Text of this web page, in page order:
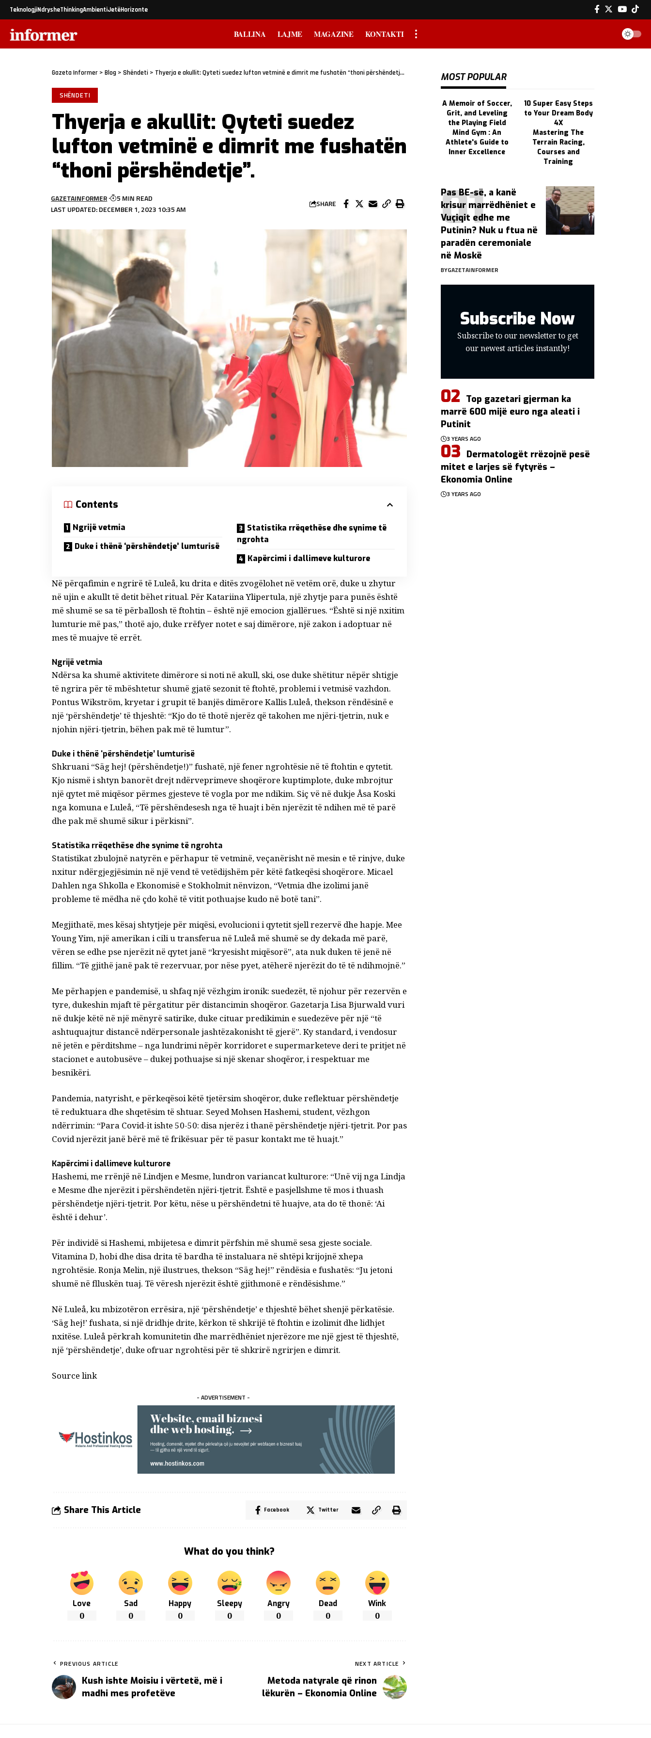
TeknologjiNdrysheThinkingAmbientiJetëHorizonte
BALLINA LAJME MAGAZINE KONTAKTI
Gazeta Informer > Blog > Shëndeti > Thyerja e akullit: Qyteti suedez lufton vetminë e dimrit me fushatën “thoni përshëndetje”.
SHËNDETI
Thyerja e akullit: Qyteti suedez
lufton vetminë e dimrit me fushatën
“thoni përshëndetje”.
LAST UPDATED: DECEMBER 1, 2023 10:35 AM
GAZETAINFORMER 5 MIN READ
SHARE
Contents
Ngrijë vetmia
Duke i thënë ‘përshëndetje’ lumturisë
Statistika rrëqethëse dhe synime të
ngrohta
Kapërcimi i dallimeve kulturore
Në përqafimin e ngrirë të Luleå, ku drita e ditës zvogëlohet në vetëm orë, duke u zhytur
në ujin e akullt të detitbëhet ritual. Për Katariina Ylipertula, një zhytje para punës është
më shumë se sa të përballosh të ftohtin – është një emocion gjallërues. “Është si një nxitim
lumturie më pas,” thotë ajo, duke rrëfyer notet e saj dimërore, një zakon i adoptuar në
mes të muajve të errët.
Ngrijë vetmia
Ndërsa ka shumë aktivitete dimërore si noti në akull, ski, ose duke shëtitur nëpër shtigje
të ngrira për të mbështetur shumë gjatë sezonit të ftohtë, problemi i vetmisë vazhdon.
Pontus Wikström, kryetar i grupit të banjës dimërore Kallis Luleå, thekson rëndësinë e
një ‘përshëndetje’ të thjeshtë: “Kjo do të thotë njerëz që takohen me njëri-tjetrin, nuk e
njohin njëri-tjetrin, bëhen pak më të lumtur”.
Duke i thënë ‘përshëndetje’ lumturisë
Shkruani “Säg hej! (përshëndetje!)” fushatë, një fener ngrohtësie në të ftohtin e qytetit.
Kjo nismë i shtyn banorët drejt ndërveprimeve shoqërore kuptimplote, duke mbrojtur
një qytet më miqësor përmes gjesteve të vogla por me ndikim. Siç vë në dukje Åsa Koski
nga komuna e Luleå, “Të përshëndesesh nga të huajt i bën njerëzit të ndihen më të parë
dhe pak më shumë sikur i përkisni”.
Statistika rrëqethëse dhe synime të ngrohta
Statistikat zbulojnë natyrën e përhapur të vetminë, veçanërisht në mesin e të rinjve, duke
nxitur ndërgjegjësimin në një vend të vetëdijshëm për këtë fatkeqësi shoqërore. Micael
Dahlen nga Shkolla e Ekonomisë e Stokholmit nënvizon, “Vetmia dhe izolimi janë
probleme të mëdha në çdo kohë të vitit pothuajse kudo në botë tani”.
Megjithatë, mes kësaj shtytjeje për miqësi, evolucioni i qytetit sjell rezervë dhe hapje. Mee
Young Yim, një amerikan i cili u transferua në Luleå më shumë se dy dekada më parë,
vëren se edhe pse njerëzit në qytet janë “kryesisht miqësorë”, ata nuk duken të jenë në
fillim. “Të gjithë janë pak të rezervuar, por nëse pyet, atëherë njerëzit do të të ndihmojnë.”
Me përhapjen e pandemisë, u shfaq një vëzhgim ironik: suedezët, të njohur për rezervën e
tyre, dukeshin mjaft të përgatitur për distancimin shoqëror. Gazetarja Lisa Bjurwaldvuri
në dukje këtë në një mënyrë satirike, duke cituar predikimin e suedezëve për një “të
ashtuquajtur distancë ndërpersonale jashtëzakonisht të gjerë”. Ky standard, i vendosur
në jetën e përditshme – nga lundrimi nëpër korridoret e supermarketeve deri te pritjet në
stacionet e autobusëve – dukej pothuajse si një skenar shoqëror, i respektuar me
besnikëri.
Pandemia, natyrisht, e përkeqësoi këtë tjetërsim shoqëror, duke reflektuar përshëndetje
të reduktuara dhe shqetësim të shtuar. Seyed Mohsen Hashemi, student, vëzhgon
ndërrimin: “Para Covid-it ishte 50-50: disa njerëz i thanë përshëndetje njëri-tjetrit. Por pas
Covid njerëzit janë bërë më të frikësuar për të pasur kontakt me të huajt.”
Kapërcimi i dallimeve kulturore
Hashemi, me rrënjë në Lindjen e Mesme, lundron variancat kulturore: “Unë vij nga Lindja
e Mesme dhe njerëzit i përshëndetën njëri-tjetrit. Është e pasjellshme të mos i thuash
përshëndetje njëri-tjetrit. Por këtu, nëse u përshëndetni të huajve, ata do të thonë: ‘Ai
është i dehur’.
Për individë si Hashemi, mbijetesa e dimrit përfshin më shumë sesa gjeste sociale.
Vitamina D, hobi dhe disa drita të bardha të instaluara në shtëpi krijojnë xhepa
ngrohtësie. Ronja Melin, një ilustrues, thekson “Säg hej!” rëndësia e fushatës: “Ju jetoni
shumë në flluskën tuaj. Të vëresh njerëzit është gjithmonë e rëndësishme.”
Në Luleå, ku mbizotëron errësira, një ‘përshëndetje’ e thjeshtë bëhet shenjë përkatësie.
‘Säg hej!’ fushata, si një dridhje drite, kërkon të shkrijë të ftohtin e izolimit dhe lidhjet
nxitëse. Luleå përkrah komunitetin dhe marrëdhëniet njerëzore me një gjest të thjeshtë,
një ‘përshëndetje’, duke ofruar ngrohtësi për të shkrirë ngrirjen e dimrit.
Source link
- ADVERTISEMENT -
Share This Article Facebook Twitter
What do you think?
Love
0
Sad
0
Happy
0
Sleepy
0
Angry
0
Dead
0
Wink
0
PREVIOUS ARTICLE
Kush ishte Moisiu i vërtetë, më i
madhi mes profetëve
NEXT ARTICLE
Metoda natyrale që rinon
lëkurën – Ekonomia Online
MOST POPULAR
A Memoir of Soccer,
Grit, and Leveling
the Playing Field
10 Super Easy Steps
to Your Dream Body
4X
Mind Gym : An
Athlete's Guide to
Inner Excellence
Mastering The
Terrain Racing,
Courses and
Training
Pas BE-së, a kanë
krisur marrëdhëniet e
Vuçiqit edhe me
Putinin? Nuk u ftua në
paradën ceremoniale
në Moskë
BYGAZETAINFORMER
Subscribe Now
Subscribe to our newsletter to get
our newest articles instantly!
Top gazetari gjerman ka
marrë 600 mijë euro nga aleati i
Putinit
3 YEARS AGO
Dermatologët rrëzojnë pesë
mitet e larjes së fytyrës –
Ekonomia Online
3 YEARS AGO